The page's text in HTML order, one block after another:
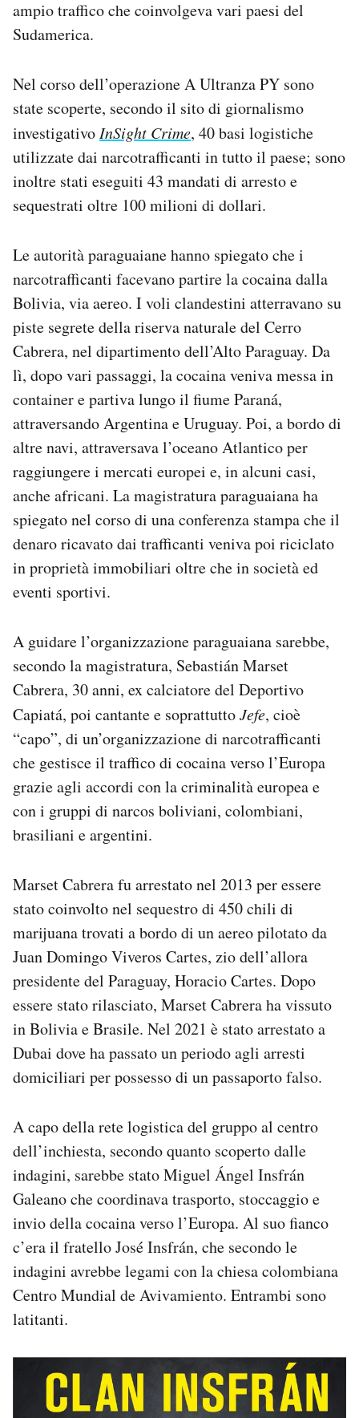
ampio traffico che coinvolgeva vari paesi del
Sudamerica.
Nel corso dell’operazione A Ultranza PY sono
state scoperte, secondo il sito di giornalismo
investigativoInSight Crime, 40 basi logistiche
utilizzate dai narcotrafficanti in tutto il paese; sono
inoltre stati eseguiti 43 mandati di arresto e
sequestrati oltre 100 milioni di dollari.
Le autorità paraguaiane hanno spiegato che i
narcotrafficanti facevano partire la cocaina dalla
Bolivia, via aereo. I voli clandestini atterravano su
piste segrete della riserva naturale del Cerro
Cabrera, nel dipartimento dell’Alto Paraguay. Da
lì, dopo vari passaggi, la cocaina veniva messa in
container e partiva lungo il fiume Paraná,
attraversando Argentina e Uruguay. Poi, a bordo di
altre navi, attraversava l’oceano Atlantico per
raggiungere i mercati europei e, in alcuni casi,
anche africani. La magistratura paraguaiana ha
spiegato nel corso di una conferenza stampa che il
denaro ricavato dai trafficanti veniva poi riciclato
in proprietà immobiliari oltre che in società ed
eventi sportivi.
A guidare l’organizzazione paraguaiana sarebbe,
secondo la magistratura, Sebastián Marset
Cabrera, 30 anni, ex calciatore del Deportivo
Capiatá, poi cantante e soprattuttoJefe, cioè
“capo”, di un’organizzazione di narcotrafficanti
che gestisce il traffico di cocaina verso l’Europa
grazie agli accordi con la criminalità europea e
con i gruppi di narcos boliviani, colombiani,
brasiliani e argentini.
Marset Cabrera fu arrestato nel 2013 per essere
stato coinvolto nel sequestro di 450 chili di
marijuana trovati a bordo di un aereo pilotato da
Juan Domingo Viveros Cartes, zio dell’allora
presidente del Paraguay, Horacio Cartes. Dopo
essere stato rilasciato, Marset Cabrera ha vissuto
in Bolivia e Brasile. Nel 2021 è stato arrestato a
Dubai dove ha passato un periodo agli arresti
domiciliari per possesso di un passaporto falso.
A capo della rete logistica del gruppo al centro
dell’inchiesta, secondo quanto scoperto dalle
indagini, sarebbe stato Miguel Ángel Insfrán
Galeano che coordinava trasporto, stoccaggio e
invio della cocaina verso l’Europa. Al suo fianco
c’era il fratello José Insfrán, che secondo le
indagini avrebbe legami con la chiesa colombiana
Centro Mundial de Avivamiento. Entrambi sono
latitanti.